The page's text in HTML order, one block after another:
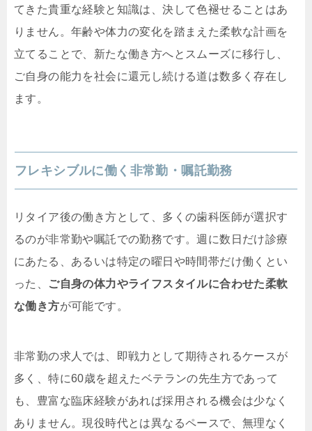
てきた貴重な経験と知識は、決して色褪せることはあ
りません。年齢や体力の変化を踏まえた柔軟な計画を
立てることで、新たな働き方へとスムーズに移行し、
ご自身の能力を社会に還元し続ける道は数多く存在し
ます。
フレキシブルに働く非常勤・嘱託勤務
リタイア後の働き方として、多くの歯科医師が選択す
るのが非常勤や嘱託での勤務です。週に数日だけ診療
にあたる、あるいは特定の曜日や時間帯だけ働くとい
った、
ご自身の体力やライフスタイルに合わせた柔軟
な働き方が可能です。
非常勤の求人では、即戦力として期待されるケースが
多く、特に60歳を超えたベテランの先生方であって
も、豊富な臨床経験があれば採用される機会は少なく
ありません。現役時代とは異なるペースで、無理なく